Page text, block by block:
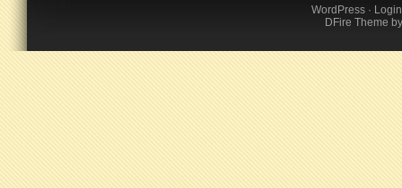
WordPress· Login
DFire Theme